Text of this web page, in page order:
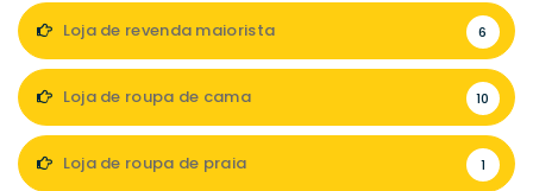
Loja de revenda maiorista 6
Loja de roupa de cama 10
Loja de roupa de praia 1